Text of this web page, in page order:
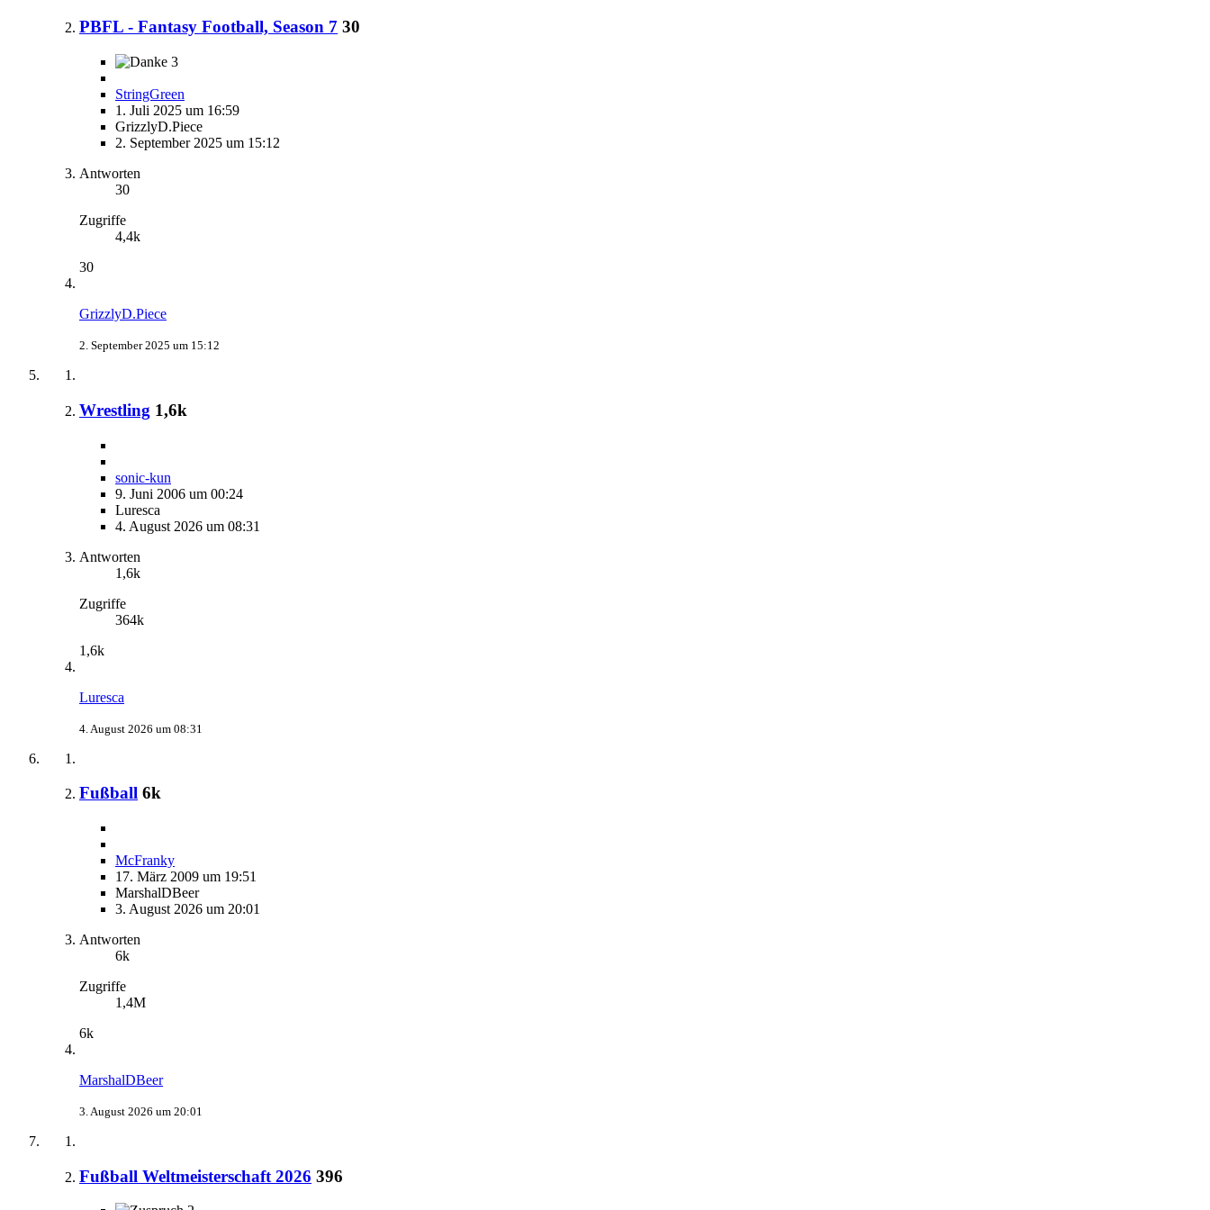
PBFL - Fantasy Football, Season 7 30
3
StringGreen
1. Juli 2025 um 16:59
GrizzlyD.Piece
2. September 2025 um 15:12
Antworten
30
Zugriffe
4,4k
30
GrizzlyD.Piece
2. September 2025 um 15:12
Wrestling 1,6k
sonic-kun
9. Juni 2006 um 00:24
Luresca
4. August 2026 um 08:31
Antworten
1,6k
Zugriffe
364k
1,6k
Luresca
4. August 2026 um 08:31
Fußball 6k
McFranky
17. März 2009 um 19:51
MarshalDBeer
3. August 2026 um 20:01
Antworten
6k
Zugriffe
1,4M
6k
MarshalDBeer
3. August 2026 um 20:01
Fußball Weltmeisterschaft 2026 396